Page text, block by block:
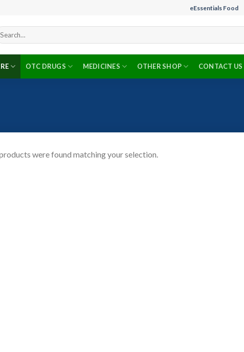
eEssentials Food
OTC DRUGS MEDICINES OTHER SHOP CONTACT US
were found matching your selection.